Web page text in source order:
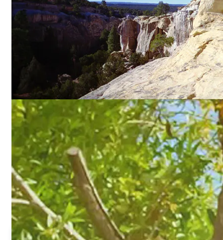
Truyền kỳ về Đại sư Lý
Đại sư Lý Hồng Chí là người sáng lập và hồng truyền Pháp
Công tại Trung Quốc cũng như trên toàn thế giới. Vì những giá
tốt đẹp mà Pháp Luân Công mang lại cho con người và cho
hội, Đại sư Lý Hồng Chí đã nhận được hơn 5000 giải thưởng,
công nhận… từ các tổ chức, các chính phủ trên thế giới.